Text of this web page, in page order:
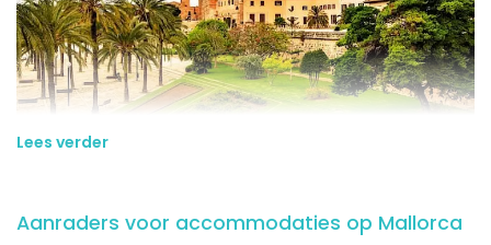
Hotels en appartementen op Mallorca
Lees verder
Aanraders voor accommodaties op Mallorca